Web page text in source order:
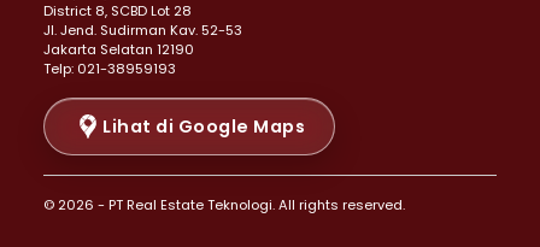
Properti Dijual di Senen >
Properti Dijual di Tanah Abang >
Properti Dijual di Cikini >
Properti Dijual di Kramat >
Properti Dijual di Pasar Baru >
Properti Dijual di Bendungan Hilir >
Properti Dijual di Jakarta Selatan >
District 8, SCBD Lot 28
JI. Jend. Sudirman Kav. 52-53
Jakarta Selatan 12190
Telp: 021-38959193
Lihat di Google Maps
© 2026 - PT Real Estate Teknologi. All rights reserved.